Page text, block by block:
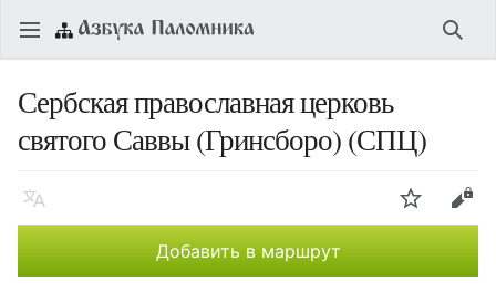
Открыть главное меню Найти
Сербская православная церковь
святого Саввы (Гринсборо) (СПЦ)
Язык Следить
Добавить в маршрут